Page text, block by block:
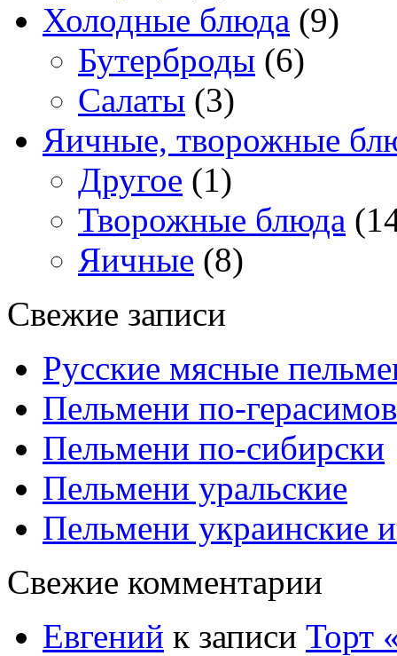
Холодные блюда (9)
Бутерброды (6)
Салаты (3)
Яичные, творожные
Другое (1)
Творожные блюда
Яичные (8)
Свежие записи
Русские мясные
Пельмени по-
Пельмени по-сибирски
Пельмени уральские
Пельмени украинские
Свежие комментарии
Евгений к записи